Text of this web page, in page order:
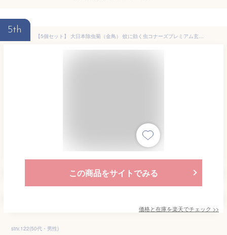
5th
【5個セット】 大日本除虫菊（金鳥） 蚊に効く虫コナーズプレミアム玄関用366日 虫コナーズ 置き型タイプ 虫コナーズプレミアム キンチョー蚊に効く 害虫対策 防虫 蚊除け 無臭 害虫駆除 吊るす 蚊取り 掃除 屋内 防虫剤 玄関 洗剤 虫よけ キンチョウ
この商品をサイトでみる
価格と在庫を楽天でチェック >>
strv.122(50代・男性)